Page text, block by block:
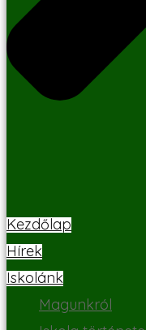
Kezdőlap
Hírek
Iskolánk
Magunkról